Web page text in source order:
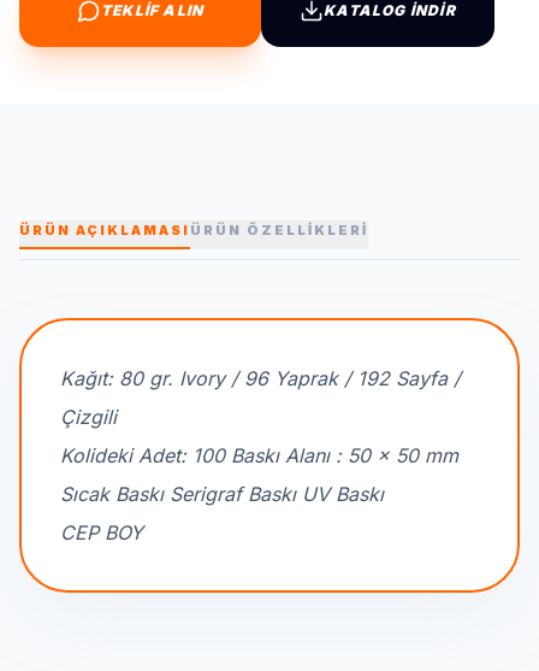
TEKLİF ALIN KATALOG İNDİR
ÜRÜN AÇIKLAMASI ÜRÜN ÖZELLİKLERİ
Kağıt: 80 gr. Ivory / 96 Yaprak / 192 Sayfa /
Çizgili
Kolideki Adet: 100 Baskı Alanı : 50 x 50 mm
Sıcak Baskı Serigraf Baskı UV Baskı
CEP BOY